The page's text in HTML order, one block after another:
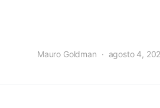
Mauro Goldman agosto 4,